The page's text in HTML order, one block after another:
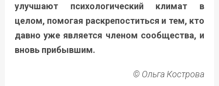
улучшают психологический климат в
целом, помогая раскрепоститься и тем, кто
давно уже является членом сообщества, и
вновь прибывшим.
© Ольга Кострова